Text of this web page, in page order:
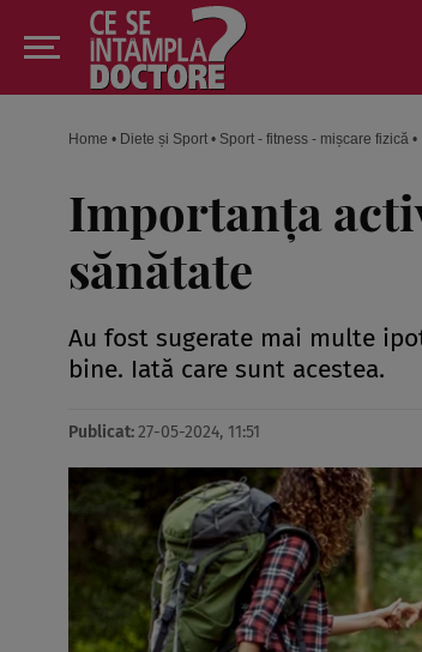
Home • Diete și Sport • Sport - fitness - mișcare fizică •
Importanța
sănătate
Au fost sugerate mai multe
bine. Iată care sunt acestea.
Publicat:27-05-2024, 11:51